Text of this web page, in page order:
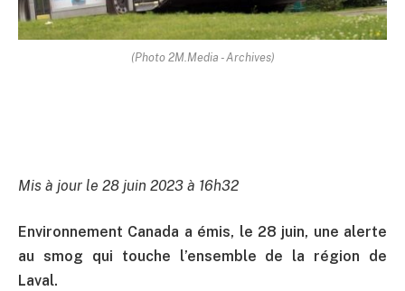
(Photo 2M.Media - Archives)
Mis à jour le 28 juin 2023 à 16h32
Environnement Canada a émis, le 28 juin, une alerte
au smog qui touche l’ensemble de la région de
Laval.